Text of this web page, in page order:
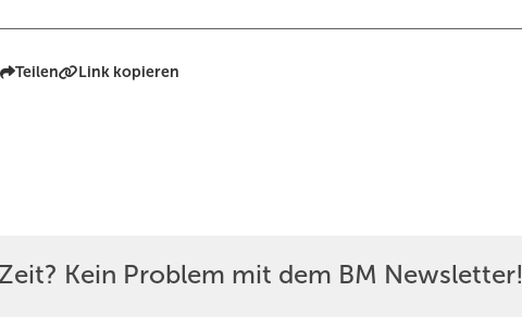
Teilen Link kopieren
Kein Problem mit dem BM Newsletter!